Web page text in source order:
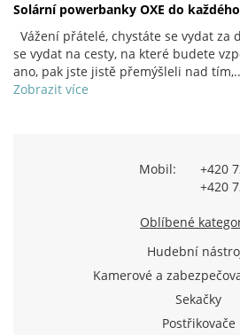
Solární powerbanky OXE do
Vážení přátelé, chystáte se vydat za
se vydat na cesty, na které budete
ano, pak jste jistě přemýšleli nad
Zobrazit více
Mobil:
+420
+420
Oblíbené
Hudební
Kamerové a
Sekačky
Postřikovače